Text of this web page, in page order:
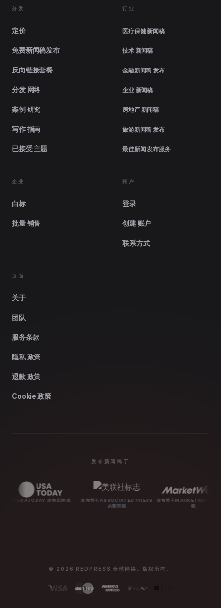
分发
定价
免费新闻稿发布
反向链接套餐
分发 网络
案例 研究
写作 指南
已接受 主题
行业
医疗保健 新闻稿
技术 新闻稿
金融新闻稿 发布
企业 新闻稿
房地产 新闻稿
旅游新闻稿 发布
最佳新闻 发布服务
企业
白标
批量 销售
账户
登录
创建 账户
联系方式
页面
关于
团队
服务条款
隐私 政策
退款 政策
Cookie 政策
发布新闻稿于
发布新闻稿
发布关于ASSOCIATED PRESS
发布关于MARKETWATCH的新闻
发布关于
© 2026 REDPRESS 全球网络。版权所有。